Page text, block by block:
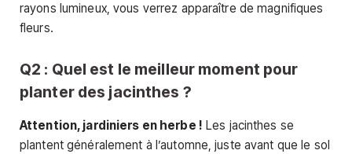
rayons lumineux, vous verrez apparaître de magnifiques
fleurs.
Q2 : Quel est le meilleur moment pour
planter des jacinthes ?
Attention, jardiniers en herbe ! Les jacinthes se
plantent généralement à l’automne, juste avant que le sol